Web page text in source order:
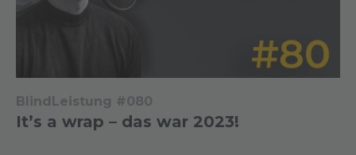
BlindLeistung #080
It’s a wrap – das war 2023!